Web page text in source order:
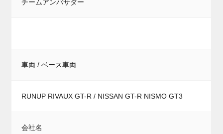
チームアンバサダー
車両 / ベース車両
RUNUP RIVAUX GT-R / NISSAN GT-R NISMO GT3
会社名